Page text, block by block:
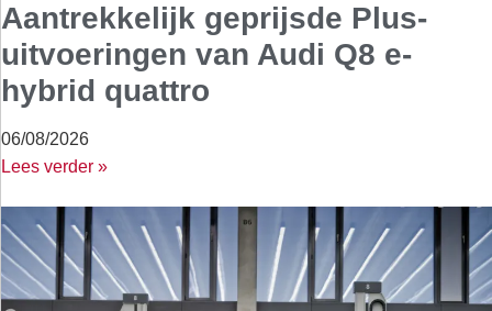
Aantrekkelijk geprijsde Plus-
uitvoeringen van Audi Q8 e-
hybrid quattro
06/08/2026
Lees verder »